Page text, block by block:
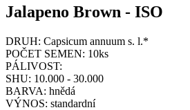
Jalapeno Brown - ISO
DRUH: Capsicum annuum s. l.*
POČET SEMEN: 10ks
PÁLIVOST:
SHU: 10.000 - 30.000
BARVA: hnědá
VÝNOS: standardní